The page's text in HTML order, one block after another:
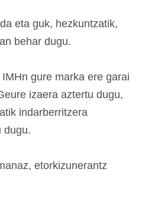
eta guk, hezkuntzatik,
behar dugu.
gure marka ere garai
izaera aztertu dugu,
indarberritzera
dugu.
etorkizunerantz